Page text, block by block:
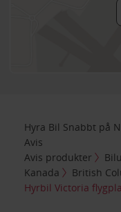
Hyra Bil Snabbt på
Avis
Avis produkter
Kanada
British
Hyrbil Victoria